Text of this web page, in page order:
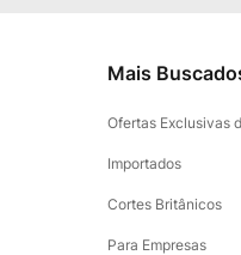
Mais
Ofertas Exclusivas
Importados
Cortes Britânicos
Para Empresas